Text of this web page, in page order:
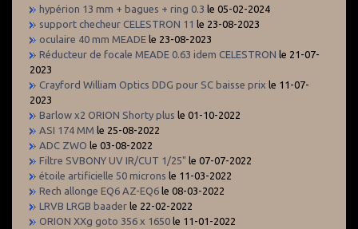
hypérion 13 mm + bagues + ring 0.3 le 05-02-2024
support checheur CELESTRON 11 le 23-08-2023
oculaire 40 mm MEADE le 23-08-2023
Réducteur de focale MEADE 0.63 idem CELESTRON le 21-07-
2023
Crayford William Optics DDG pour SC baisse prix le 11-07-
2023
Barlow x2 ORION Shorty plus le 01-10-2022
ASI 174 MM le 25-08-2022
ADC ZWO le 03-08-2022
Filtre SVBONY UV IR/CUT 1/25" le 07-07-2022
étoile artificielle 50 microns le 11-03-2022
Rech allonge EQ6 AZ-EQ6 le 08-03-2022
LRVB LRGB baader le 22-02-2022
ORION XXg goto 356 x 1650 le 11-01-2022